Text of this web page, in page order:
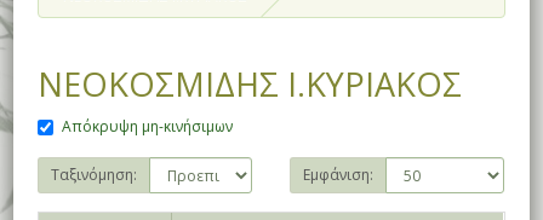
ΝΕΟΚΟΣΜΙΔΗΣ Ι.ΚΥΡΙΑΚΟΣ
Απόκρυψη μη-κινήσιμων
Ταξινόμηση: Εμφάνιση: